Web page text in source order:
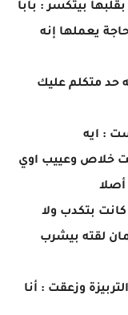
بيتكسر : بابا
يعملها إنه
حد متكلم عليك
: ايه
خلاص وعييب اوي
بتكدب ولا
لقته بيشرب
وزعقت : أنا